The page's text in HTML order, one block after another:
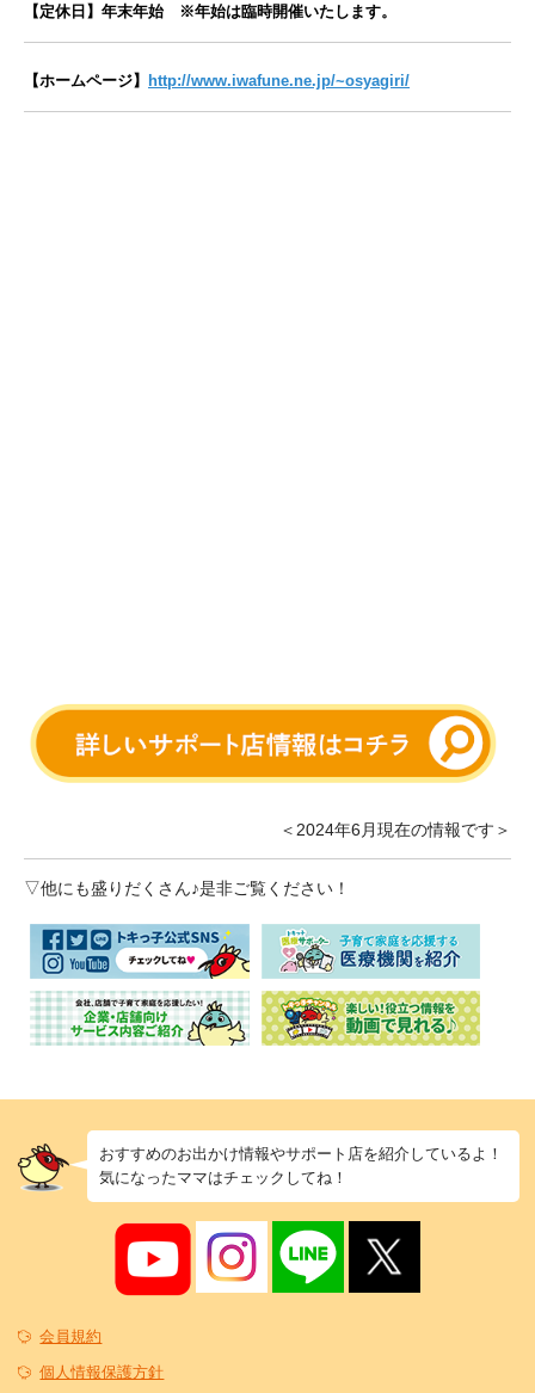
【定休日】年末年始 ※年始は臨時開催いたします。
【ホームページ】 http://www.iwafune.ne.jp/~osyagiri/
＜2024年6月現在の情報です＞
▽他にも盛りだくさん♪是非ご覧ください！
おすすめのお出かけ情報やサポート店を紹介しているよ！
気になったママはチェックしてね！
会員規約
個人情報保護方針